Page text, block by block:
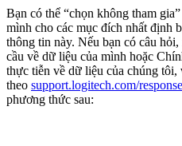
Bạn có thể “chọn không tham
mình cho các mục đích nhất định
thông tin này. Nếu bạn có câu
cầu về dữ liệu của mình hoặc
thực tiễn về dữ liệu của chúng
theo support.logitech.com/
phương thức sau: